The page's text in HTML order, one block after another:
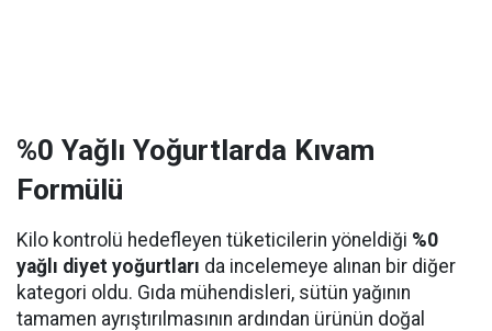
%0 Yağlı Yoğurtlarda Kıvam
Formülü
Kilo kontrolü hedefleyen tüketicilerin yöneldiği %0
yağlı diyet yoğurtları da incelemeye alınan bir diğer
kategori oldu. Gıda mühendisleri, sütün yağının
tamamen ayrıştırılmasının ardından ürünün doğal